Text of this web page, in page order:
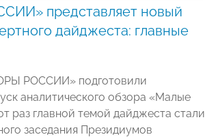
представляет новый
дайджеста: главные
РОССИИ» подготовили
аналитического обзора «Малые
раз главной темой дайджеста стали
заседания Президиумов